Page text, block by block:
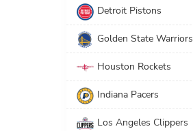
Detroit Pistons
Golden State Warriors
Houston Rockets
Indiana Pacers
Los Angeles Clippers
СБРОС